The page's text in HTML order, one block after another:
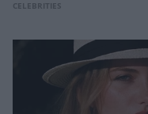
CELEBRITIES